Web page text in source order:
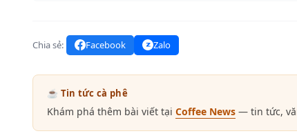
Chia sẻ: Facebook Zalo
☕ Tin tức cà phê
Khám phá thêm bài viết tại Coffee News — tin tức,